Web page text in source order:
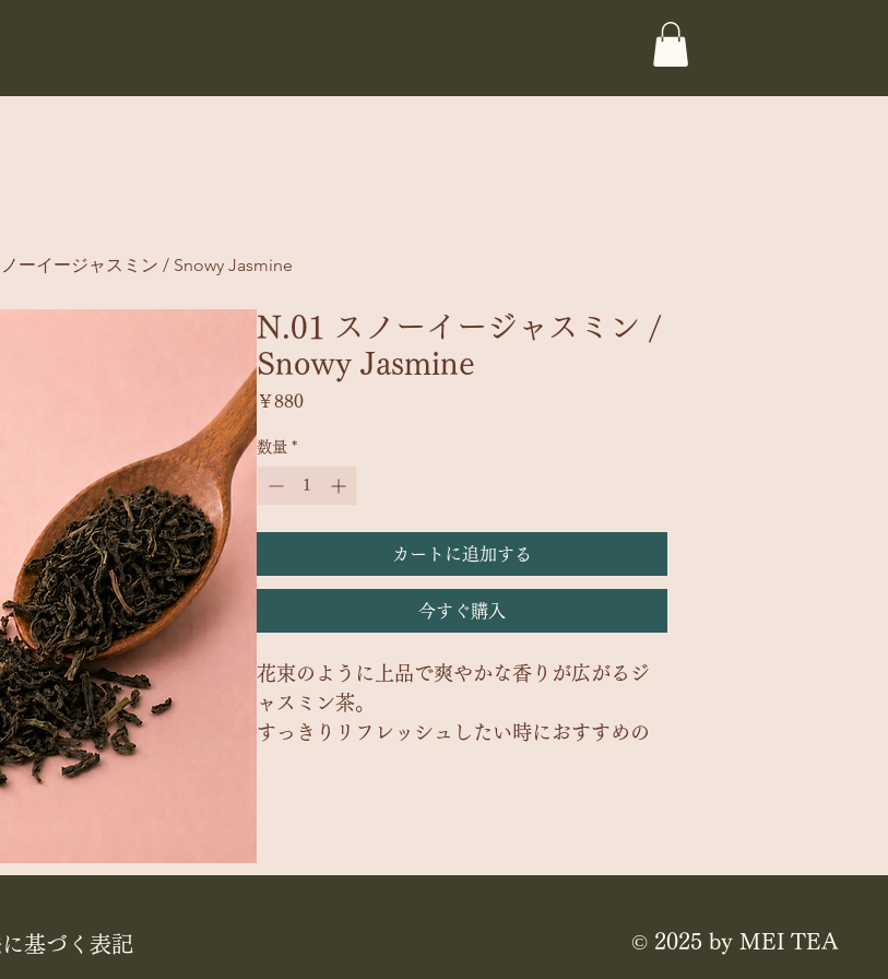
ーイージャスミン / Snowy Jasmine
N.01 スノーイージャスミン /
Snowy Jasmine
￥880価
数量 *
カートに追加する
今すぐ購入
花束のように上品で爽やかな香りが広がるジ
ャスミン茶。
すっきりリフレッシュしたい時におすすめの
※画像はイメージです
基づく表記 © 2025 by MEI TEA